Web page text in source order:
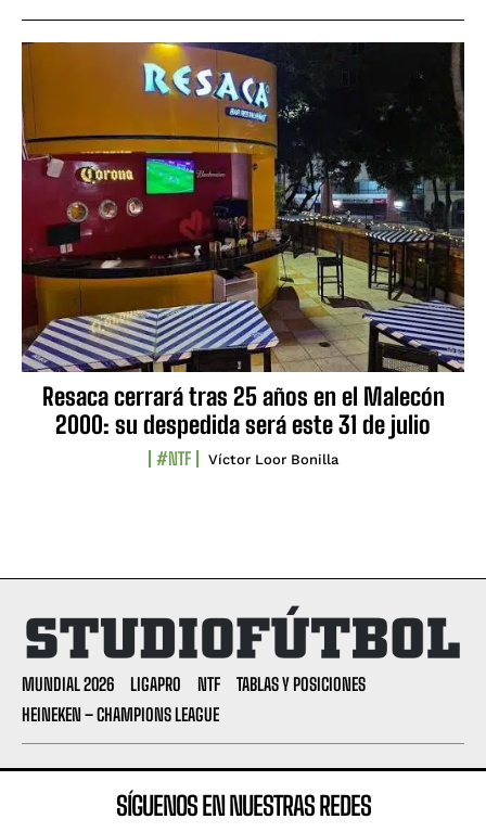
Resaca cerrará tras 25 años en el Malecón
2000: su despedida será este 31 de julio
#NTF Víctor Loor Bonilla
MUNDIAL 2026 LIGAPRO NTF
TABLAS Y POSICIONES
HEINEKEN – CHAMPIONS LEAGUE
SÍGUENOS EN NUESTRAS REDES